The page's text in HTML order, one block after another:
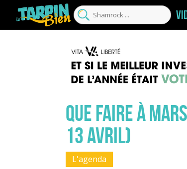
Que faire à
13 Avril)
L'agenda